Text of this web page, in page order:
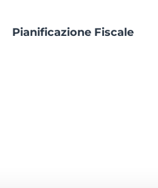
Pianificazione Fiscale